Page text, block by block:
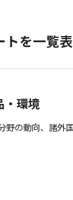
トを一覧
・環境
野の動向、諸外